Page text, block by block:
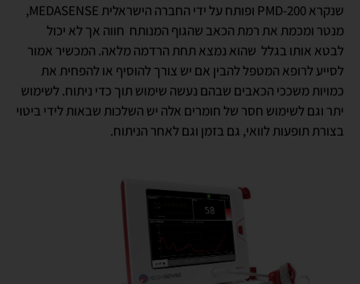
שנקרא PMD-200 ופותח על ידי החברה הישראלית MEDASENSE,
מנטר ומכמת את רמת הכאב שהגוף המנותח חווה אך לא יכול
לבטא אותו בגלל שהוא נמצא תחת הרדמה מלאה. המכשיר אמור
לסייע לרופא המטפל להבין אם יש צורך להוסיף או להפחית את
כמויות משככי הכאבים שבהם נעשה שימוש תוך כדי ניתוח. לשימוש
יתר וגם לשימוש חסר של חומרים אלה יש השלכות שבאות לידי ביטוי
בצורת תופעות לוואי, גם בזמן וגם לאחר הניתוח.